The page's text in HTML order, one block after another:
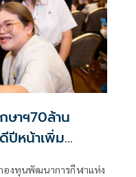
าฯ70ล้าน
ปีหน้าเพิ่ม
องทุนพัฒนาการกีฬาแห่ง